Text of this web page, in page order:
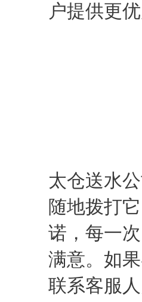
户提供更
太仓送水
随地拨打
诺，每一
满意。如
联系客服